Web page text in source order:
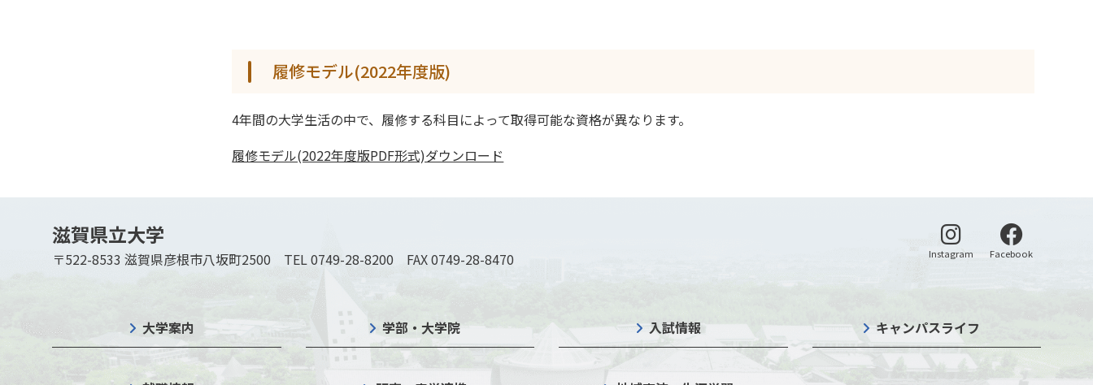
履修モデル(2022年度版)
4年間の大学生活の中で、履修する科目によって取得可能な資格が異なります。
履修モデル(2022年度版PDF形式)ダウンロード
滋賀県立大学
〒522-8533 滋賀県彦根市八坂町2500 TEL 0749-28-8200 FAX 0749-28-8470 Instagram 別ウィンドウで開く
Facebook別ウィンドウ
大学案内 学部・大学院 入試情報 キャンパスライフ